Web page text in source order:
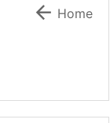
 Home